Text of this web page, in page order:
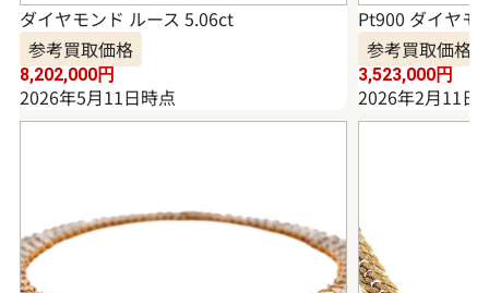
ダイヤモンド ルース 5.06ct
参考買取価格
8,202,000円
2026年5月11日時点
Pt900 ダイヤモ
参考買取価格
3,523,000円
2026年2月11日